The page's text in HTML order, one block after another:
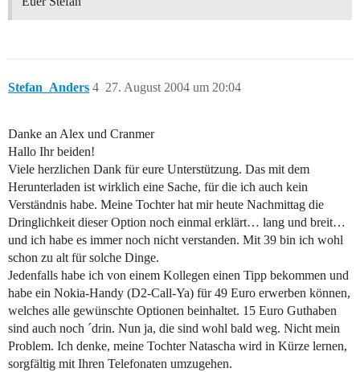
Stefan_Anders 27. August 2004 um 20:04
4
Danke an Alex und Cranmer
Hallo Ihr beiden!
Viele herzlichen Dank für eure Unterstützung. Das mit dem
Herunterladen ist wirklich eine Sache, für die ich auch kein
Verständnis habe. Meine Tochter hat mir heute Nachmittag die
Dringlichkeit dieser Option noch einmal erklärt… lang und breit…
und ich habe es immer noch nicht verstanden. Mit 39 bin ich wohl
schon zu alt für solche Dinge.
Jedenfalls habe ich von einem Kollegen einen Tipp bekommen und
habe ein Nokia-Handy (D2-Call-Ya) für 49 Euro erwerben können,
welches alle gewünschte Optionen beinhaltet. 15 Euro Guthaben
sind auch noch ´drin. Nun ja, die sind wohl bald weg. Nicht mein
Problem. Ich denke, meine Tochter Natascha wird in Kürze lernen,
sorgfältig mit Ihren Telefonaten umzugehen.